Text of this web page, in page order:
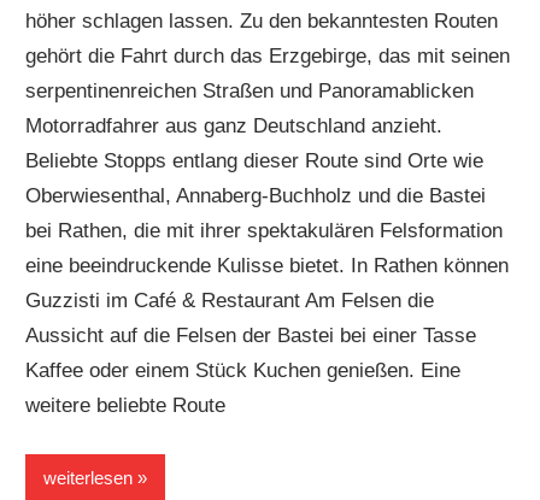
höher schlagen lassen. Zu den bekanntesten Routen
gehört die Fahrt durch das Erzgebirge, das mit seinen
serpentinenreichen Straßen und Panoramablicken
Motorradfahrer aus ganz Deutschland anzieht.
Beliebte Stopps entlang dieser Route sind Orte wie
Oberwiesenthal, Annaberg-Buchholz und die Bastei
bei Rathen, die mit ihrer spektakulären Felsformation
eine beeindruckende Kulisse bietet. In Rathen können
Guzzisti im Café & Restaurant Am Felsen die
Aussicht auf die Felsen der Bastei bei einer Tasse
Kaffee oder einem Stück Kuchen genießen. Eine
weitere beliebte Route
weiterlesen